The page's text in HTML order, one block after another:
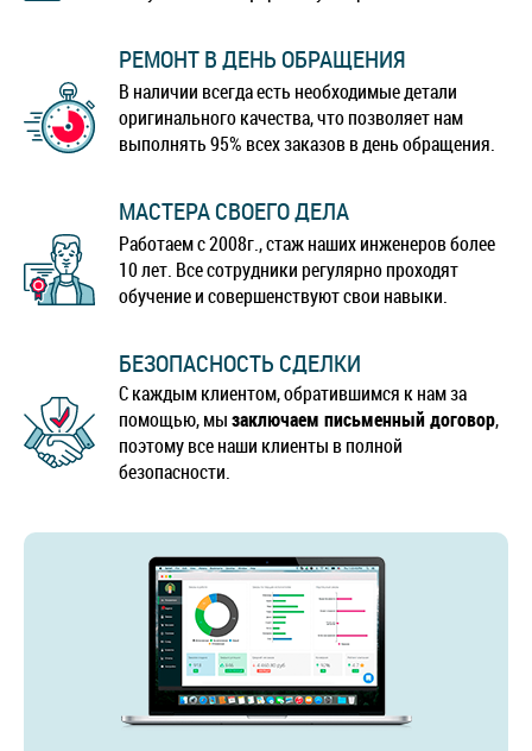
РЕМОНТ В ДЕНЬ ОБРАЩЕНИЯ
В наличии всегда есть необходимые детали
оригинального качества, что позволяет нам
выполнять 95% всех заказов в день обращения.
МАСТЕРА СВОЕГО ДЕЛА
Работаем с 2008г., стаж наших инженеров более
10 лет. Все сотрудники регулярно проходят
обучение и совершенствуют свои навыки.
БЕЗОПАСНОСТЬ СДЕЛКИ
С каждым клиентом, обратившимся к нам за
помощью, мызаключаем письменный договор,
поэтому все наши клиенты в полной
безопасности.